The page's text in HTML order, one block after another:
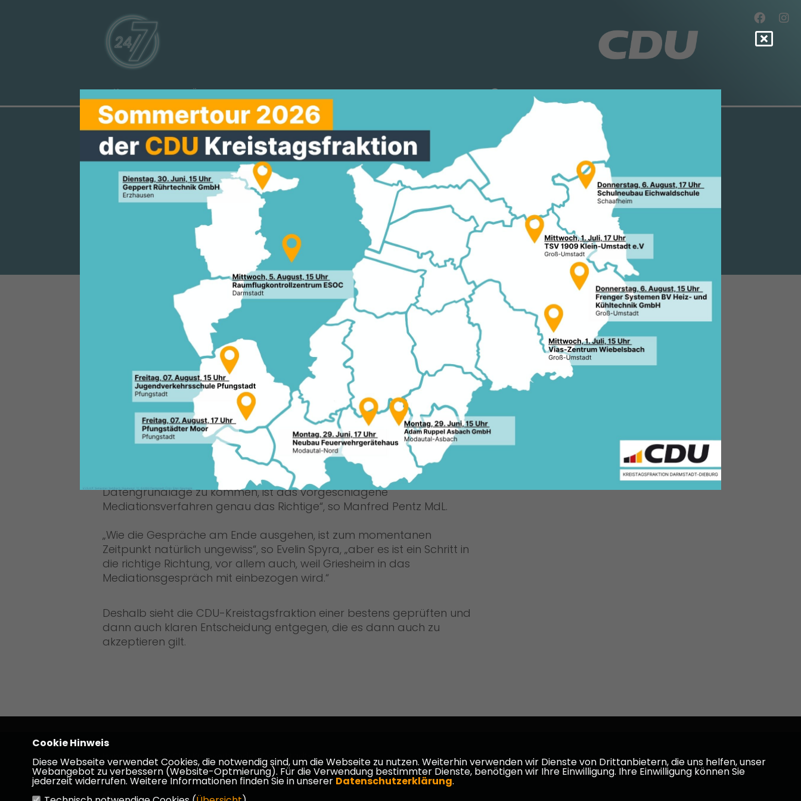
Aktuelles Über uns Vereinigungen Arbeitskreise Mitmachen
EVELIN SPYRA UND MANFRED PENTZ MDL: „WIR
BEGRÜSSEN DIE ENTSCHEIDUNG DER K
ULTUSMINISTERIN ZUR EINRICHTUNG EINES M
EDIATIONSVERFAHRENS“
Die CDU-Kreistagsfraktion freut sich über das zustande gekommene
Gespräch im Hessischen Kultusministerium in Bezug auf die
Schulentwicklungsplanung in Mühltal.
Dass die Bemühungen des Landkreises Darmstadt-Dieburg bei
Kultusministerin Henzler konstruktiv aufgenommen wurden, zeigt, dass
Frau Henzler an einer sachorientierten Entscheidung für die
Schullandschaft im Landkreis Darmstadt-Dieburg und in der Stadt
Darmstadt interessiert ist“, so die Fraktionsvorsitzende Evelin Spyra.
Um die Validität der vorliegenden Zahlen zur Schülerentwicklung in
Mühltal gemeinsam zu prüfen und damit zu einer gemeinsamen
Datengrundlage zu kommen, ist das vorgeschlagene
Mediationsverfahren genau das Richtige“, so Manfred Pentz MdL.
Wie die Gespräche am Ende ausgehen, ist zum momentanen
Zeitpunkt natürlich ungewiss“, so Evelin Spyra, „aber es ist ein Schritt in
die richtige Richtung, vor allem auch, weil Griesheim in das
Mediationsgespräch mit einbezogen wird.“
Deshalb sieht die CDU-Kreistagsfraktion einer bestens geprüften und
dann auch klaren Entscheidung entgegen, die es dann auch zu
akzeptieren gilt.
11.11.2011, 08:07 Uhr
Homepage des CDU Kreisverbandes Darmstadt-
Dieburg
Cookie Hinweis
Diese Webseite verwendet Cookies, die notwendig sind, um die Webseite zu nutzen. Weiterhin verwenden wir Dienste von Drittanbietern, die uns helfen, unser
Webangebot zu verbessern (Website-Optmierung). Für die Verwendung bestimmter Dienste, benötigen wir Ihre Einwilligung. Ihre Einwilligung können Sie
jederzeit widerrufen. Weitere Informationen finden Sie in unserer Datenschutzerklärung.